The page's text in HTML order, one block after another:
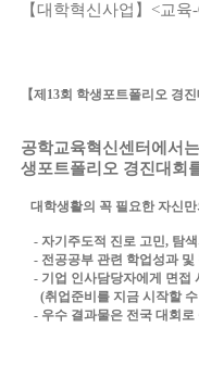
【대학혁신사업 】 <교육-
【제 13회 학생포트폴리오 경진
공학교육혁신센터에서
생포트폴리오 경진대회
대학생활의 꼭 필요한 자신
- 자기주도적 진로 고민, 탐
- 전공공부 관련 학업성과
- 기업 인사담당자에게 면접
(취업준비를 지금 시작할
- 우수 결과물은 전국 대회로